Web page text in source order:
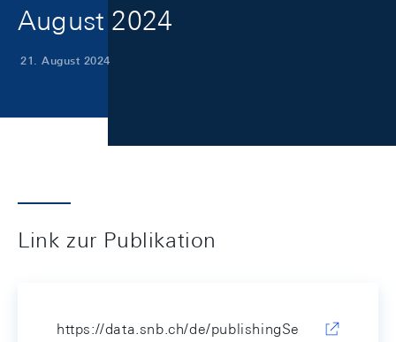
August 2024
21. August 2024
Link zur Publikation
https://data.snb.ch/de/publishingSe